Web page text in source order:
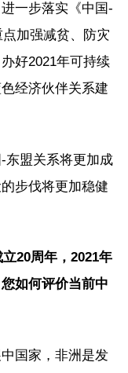
一步落实《中国-
加强减贫、防灾
好2021年可持续
经济伙伴关系建
东盟关系将更加成
步伐将更加稳健
20周年，2021年
如何评价当前中
国家，非洲是发